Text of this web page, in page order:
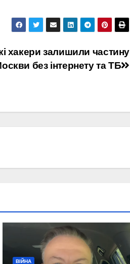
хакери залишили частину
без інтернету та ТБ
ВІЙНА